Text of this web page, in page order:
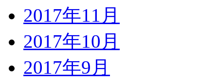
2017年11月
2017年10月
2017年9月